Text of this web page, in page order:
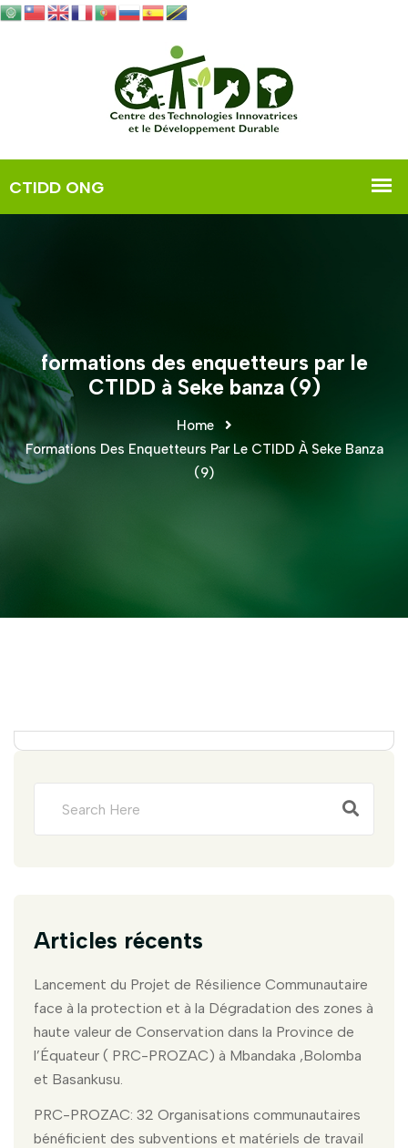
formations des enquetteurs par le
CTIDD à Seke banza (9)
Home
Formations Des Enquetteurs Par Le CTIDD À Seke Banza
(9)
Articles récents
Lancement du Projet de Résilience Communautaire
face à la protection et à la Dégradation des zones à
haute valeur de Conservation dans la Province de
l’Équateur ( PRC-PROZAC) à Mbandaka ,Bolomba
et Basankusu.
PRC-PROZAC: 32 Organisations communautaires
bénéficient des subventions et matériels de travail